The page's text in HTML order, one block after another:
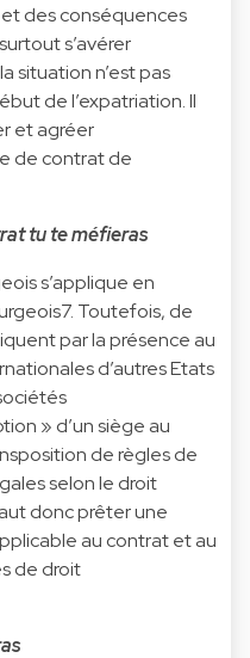
des conséquences
s’avérer
situation n’est pas
de l’expatriation. Il
et agréer
de contrat de
tu te méfieras
s’applique en
Toutefois, de
par la présence au
d’autres Etats
» d’un siège au
de règles de
selon le droit
donc prêter une
au contrat et au
de droit